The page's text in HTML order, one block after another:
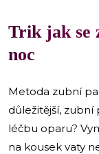
Trik jak se
noc
Metoda zubní
důležitější,
léčbu oparu?
na kousek vaty